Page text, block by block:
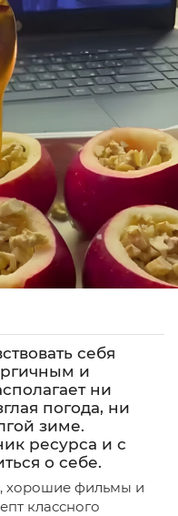
себя
и
ни
погода, ни
зиме.
ресурса и с
о себе.
хорошие фильмы и
классного